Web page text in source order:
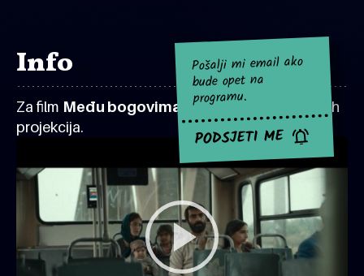
Info
Za film Među bogovima
za sad nema najavljenih
projekcija.
Pošalji mi email ako
bude opet na
programu.
PODSJETI ME